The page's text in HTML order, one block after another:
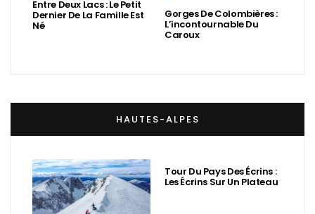
Entre Deux Lacs : Le Petit
Dernier De La Famille Est
Né
Gorges De Colombières :
L’incontournable Du
Caroux
HAUTES-ALPES
Tour Du Pays Des Écrins :
Les Écrins Sur Un Plateau